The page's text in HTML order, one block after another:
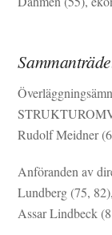
Rudolf Meidner
Anföranden av
Lundberg (75,
Assar Lindbeck